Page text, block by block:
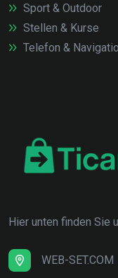
Sport & Outdoor
Stellen & Kurse
Telefon &
Hier unten finden Sie
WEB-SET.COM